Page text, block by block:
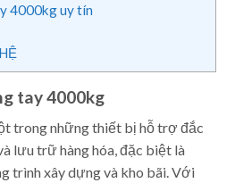
4000kg uy tín
tay 4000kg
trong những thiết bị hỗ trợ đắc
lưu trữ hàng hóa, đặc biệt là
trình xây dựng và kho bãi. Với